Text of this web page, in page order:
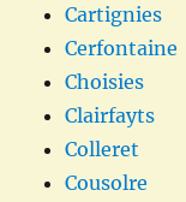
Cartignies
Cerfontaine
Choisies
Clairfayts
Colleret
Cousolre